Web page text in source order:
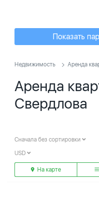
Показать
Недвижимость Аренда
Аренда
Свердлова
Сначала без сортировки
USD
На карте